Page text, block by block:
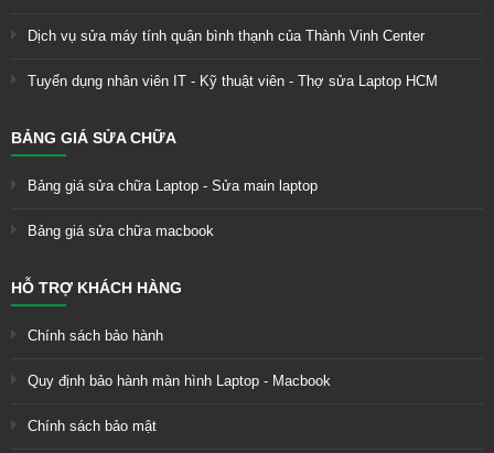
Dịch vụ sửa máy tính quận bình thạnh của Thành Vinh Center
Tuyển dụng nhân viên IT - Kỹ thuật viên - Thợ sửa Laptop HCM
BẢNG GIÁ SỬA CHỮA
Bảng giá sửa chữa Laptop - Sửa main laptop
Bảng giá sửa chữa macbook
HỖ TRỢ KHÁCH HÀNG
Chính sách bảo hành
Quy định bảo hành màn hình Laptop - Macbook
Chính sách bảo mật